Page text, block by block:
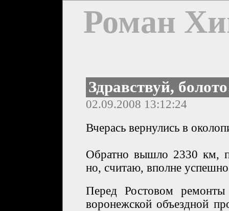
Роман
Здравствуй,
02.09.2008 13:12:24
Вчерась вернулись в
Обратно вышло 2330 км,
но, считаю, вполне
Перед Ростовом
воронежской объездной